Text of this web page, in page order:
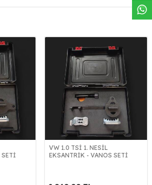
SETİ
VW 1.0 TSİ 1. NESİL
EKSANTRİK - VANOS SETİ